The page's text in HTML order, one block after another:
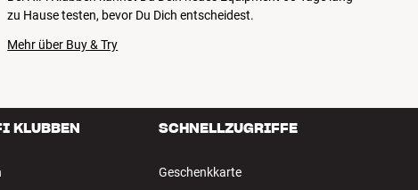
zu Hause testen, bevor Du Dich entscheidest.
Mehr über Buy & Try
KLUBBEN SCHNELLZUGRIFFE
Geschenkkarte